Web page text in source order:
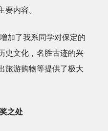
要内容。
加了我系同学对保定的
史文化，名胜古迹的兴
旅游购物等提供了极大
之处